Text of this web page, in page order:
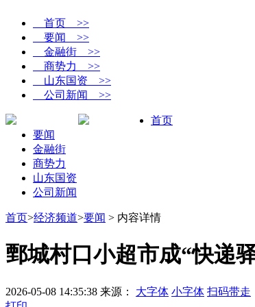
首页 >>
要闻 >>
金融街 >>
商势力 >>
山东国资 >>
公司新闻 >>
首页
要闻
金融街
商势力
山东国资
公司新闻
首页>经济频道>要闻 > 内容详情
鄄城村口小超市成“快递
2026-05-08 14:35:38 来源： 大字体 小字体 扫码带走